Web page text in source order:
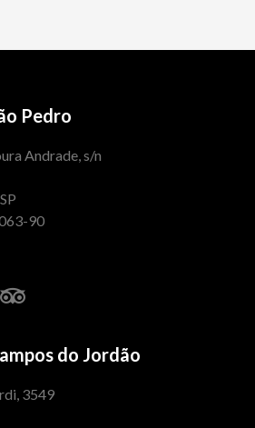
Pedro
Andrade, s/n
90
do Jordão
3549